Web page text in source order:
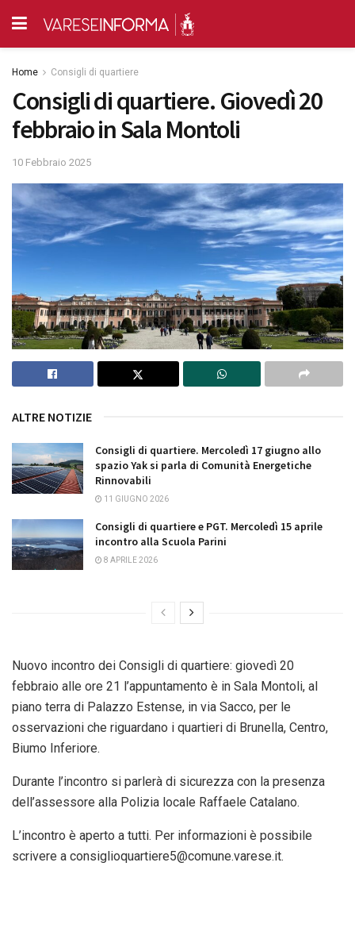
Home Consigli di quartiere
Consigli di quartiere. Giovedì 20
febbraio in Sala Montoli
10 Febbraio 2025
ALTRE NOTIZIE
Consigli di quartiere. Mercoledì 17 giugno allo
spazio Yak si parla di Comunità Energetiche
Rinnovabili
11 GIUGNO 2026
Consigli di quartiere e PGT. Mercoledì 15 aprile
incontro alla Scuola Parini
8 APRILE 2026
Nuovo incontro dei Consigli di quartiere: giovedì 20
febbraio alle ore 21 l’appuntamento è in Sala Montoli, al
piano terra di Palazzo Estense, in via Sacco, per le
osservazioni che riguardano i quartieri di Brunella, Centro,
Biumo Inferiore.
Durante l’incontro si parlerà di sicurezza con la presenza
dell’assessore alla Polizia locale Raffaele Catalano.
L’incontro è aperto a tutti. Per informazioni è possibile
scrivere a consiglioquartiere5@comune.varese.it.